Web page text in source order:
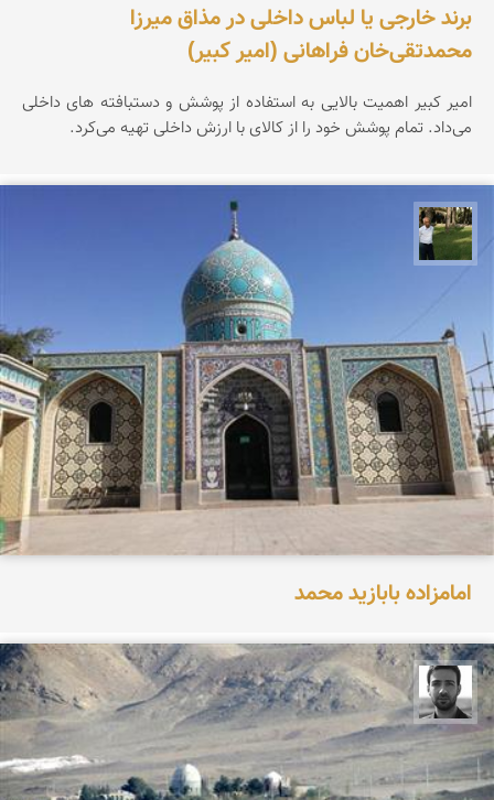
برند خارجی یا لباس داخلی در مذاق میرزا
محمدتقی‌خان فراهانی (امیر کبیر)
امیر کبیر اهمیت بالایی به استفاده از پوشش و دستبافته های داخلی
می‌داد. تمام پوشش خود را از کالای با ارزش داخلی تهیه می‌کرد.
امامزاده بابازید محمد
مجتبی ملانظر